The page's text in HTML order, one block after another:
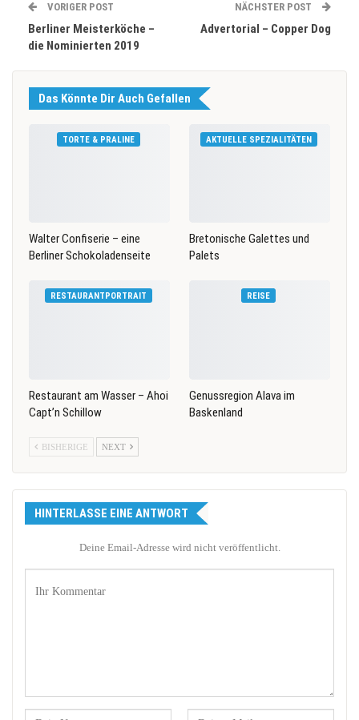
VORIGER POST
Berliner Meisterköche –
die Nominierten 2019
NÄCHSTER POST
Advertorial – Copper Dog
Das Könnte Dir Auch Gefallen
TORTE & PRALINE
Walter Confiserie – eine
Berliner Schokoladenseite
AKTUELLE SPEZIALITÄTEN
Bretonische Galettes und
Palets
RESTAURANTPORTRAIT
Restaurant am Wasser – Ahoi
Capt’n Schillow
REISE
Genussregion Alava im
Baskenland
BISHERIGE NEXT
HINTERLASSE EINE ANTWORT
Deine Email-Adresse wird nicht veröffentlicht.